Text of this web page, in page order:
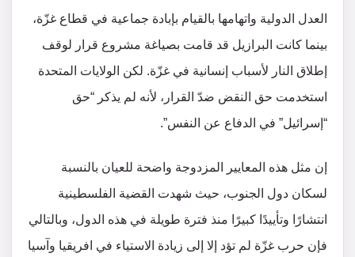
العدل الدولية واتهامها بالقيام بإبادة جماعية في قطاع غزّة،
بينما كانت البرازيل قد قامت بصياغة مشروع قرار لوقف
إطلاق النار لأسباب إنسانية في غزّة. لكن الولايات المتحدة
استخدمت حق النقض ضدّ القرار، لأنه لم يذكر “حق
“إسرائيل” في الدفاع عن النفس”.
إن مثل هذه المعايير المزدوجة واضحة للعيان بالنسبة
لسكان دول الجنوب، حيث شهدت القضية الفلسطينية
انتشارًا وتأييدًا كبيرًا منذ فترة طويلة في هذه الدول، وبالتالي
فإن حرب غزّة لم تؤد إلا إلى زيادة الاستياء في افريقيا وآسيا